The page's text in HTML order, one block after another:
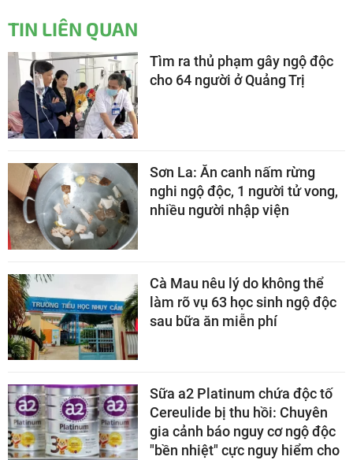
TIN LIÊN QUAN
Tìm ra thủ phạm gây ngộ độc
cho 64 người ở Quảng Trị
Sơn La: Ăn canh nấm rừng
nghi ngộ độc, 1 người tử vong,
nhiều người nhập viện
Cà Mau nêu lý do không thể
làm rõ vụ 63 học sinh ngộ độc
sau bữa ăn miễn phí
Sữa a2 Platinum chứa độc tố
Cereulide bị thu hồi: Chuyên
gia cảnh báo nguy cơ ngộ độc
"bền nhiệt" cực nguy hiểm cho